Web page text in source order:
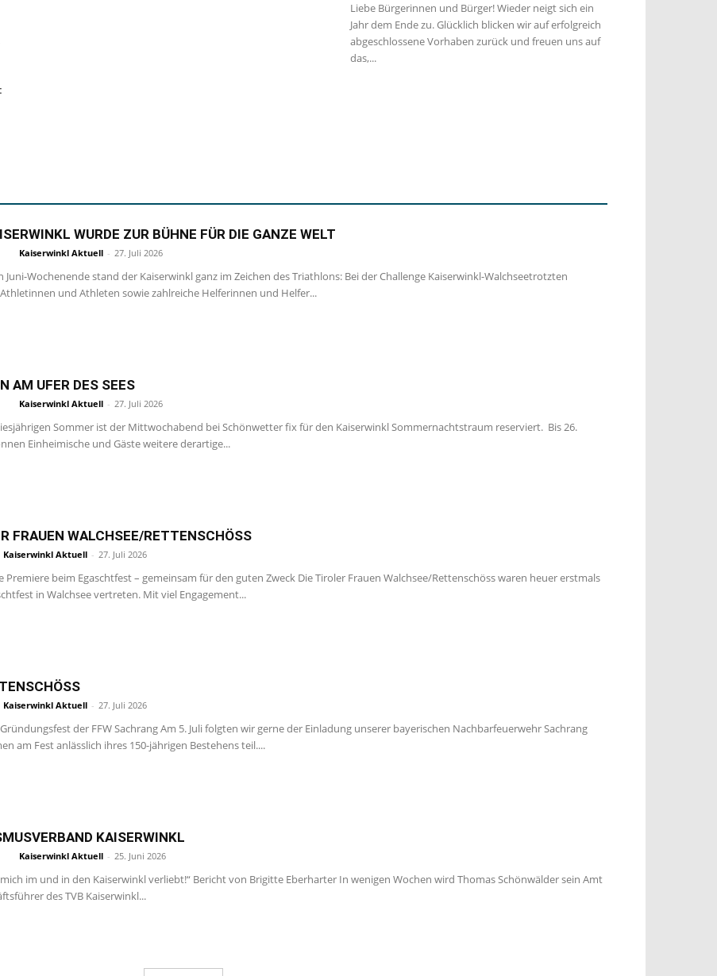
Liebe Bürgerinnen und Bürger! Wieder neigt sich ein
Jahr dem Ende zu. Glücklich blicken wir auf erfolgreich
abgeschlossene Vorhaben zurück und freuen uns auf
das,...
WURDE ZUR BÜHNE FÜR DIE GANZE WELT
Kaiserwinkl Aktuell - 27. Juli 2026
Juni-Wochenende stand der Kaiserwinkl ganz im Zeichen des Triathlons: Bei der Challenge Kaiserwinkl-Walchseetrotzten
und Athleten sowie zahlreiche Helferinnen und Helfer...
AM UFER DES SEES
Kaiserwinkl Aktuell - 27. Juli 2026
Sommer ist der Mittwochabend bei Schönwetter fix für den Kaiserwinkl Sommernachtstraum reserviert. Bis 26.
Einheimische und Gäste weitere derartige...
FRAUEN WALCHSEE/RETTENSCHÖSS
Kaiserwinkl Aktuell - 27. Juli 2026
Premiere beim Egaschtfest – gemeinsam für den guten Zweck Die Tiroler Frauen Walchsee/Rettenschöss waren heuer erstmals
in Walchsee vertreten. Mit viel Engagement...
Kaiserwinkl Aktuell - 27. Juli 2026
Gründungsfest der FFW Sachrang Am 5. Juli folgten wir gerne der Einladung unserer bayerischen Nachbarfeuerwehr Sachrang
am Fest anlässlich ihres 150-jährigen Bestehens teil....
KAISERWINKL
Kaiserwinkl Aktuell - 25. Juni 2026
im und in den Kaiserwinkl verliebt!“ Bericht von Brigitte Eberharter In wenigen Wochen wird Thomas Schönwälder sein Amt
des TVB Kaiserwinkl...